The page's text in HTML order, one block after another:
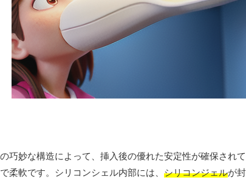
巧妙な構造によって、挿入後の優れた安定性が確保され
柔軟です。シリコンシェル内部には、 シリコンジェルが